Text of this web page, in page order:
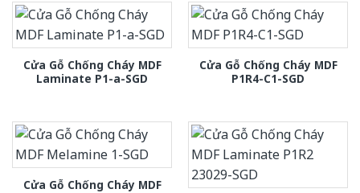
Cửa Gỗ Chống Cháy MDF
Laminate P1-a-SGD
Cửa Gỗ Chống Cháy MDF
P1R4-C1-SGD
Cửa Gỗ Chống Cháy MDF